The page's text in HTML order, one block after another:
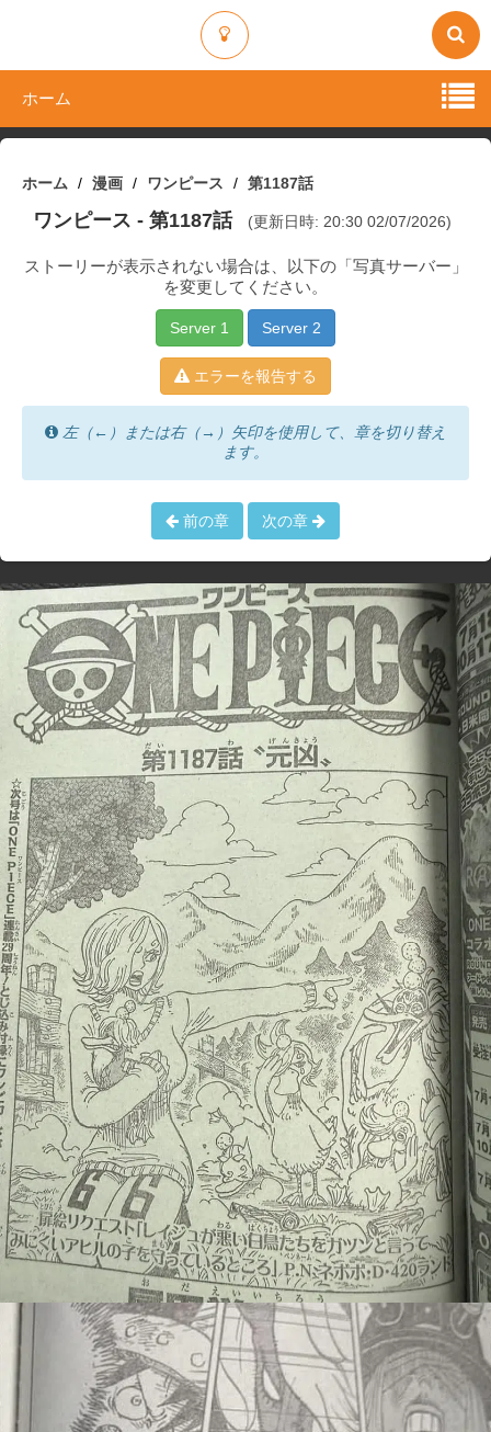
ホーム
ホーム 漫画 ワンピース 第1187話
ワンピース - 第1187話 (更新日時: 20:30 02/07/2026)
ストーリーが表示されない場合は、以下の「写真サーバー」
を変更してください。
Server 1 Server 2
エラーを報告する
左（←）または右（→）矢印を使用して、章を切り替え
ます。
前の章 次の章